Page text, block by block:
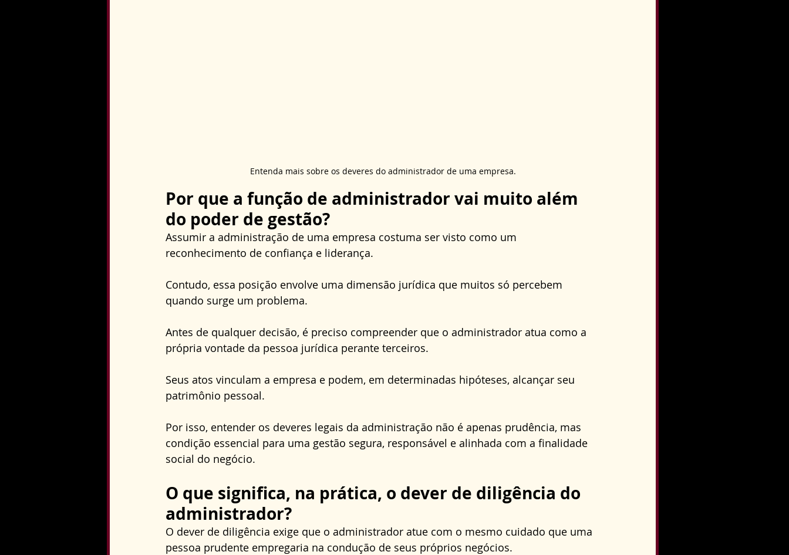
Entenda mais sobre os deveres do administrador de uma empresa.
Por que a função de administrador vai muito além
do poder de gestão?
Assumir a administração de uma empresa costuma ser visto como um
reconhecimento de confiança e liderança.
Contudo, essa posição envolve uma dimensão jurídica que muitos só percebem
quando surge um problema.
Antes de qualquer decisão, é preciso compreender que o administrador atua como a
própria vontade da pessoa jurídica perante terceiros.
Seus atos vinculam a empresa e podem, em determinadas hipóteses, alcançar seu
patrimônio pessoal.
Por isso, entender os deveres legais da administração não é apenas prudência, mas
condição essencial para uma gestão segura, responsável e alinhada com a finalidade
social do negócio.
O que significa, na prática, o dever de diligência do
administrador?
O dever de diligência exige que o administrador atue com o mesmo cuidado que uma
pessoa prudente empregaria na condução de seus próprios negócios.